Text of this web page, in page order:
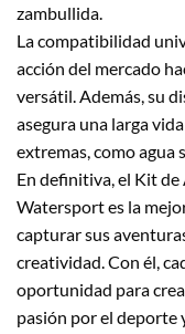
zambullida.
La compatibilidad
acción del mercado
versátil. Además, su
asegura una larga
extremas, como agua
En definitiva, el Kit
Watersport es la
capturar sus
creatividad. Con él,
oportunidad para
pasión por el deporte